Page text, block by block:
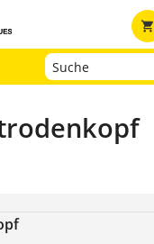
shopping_cart